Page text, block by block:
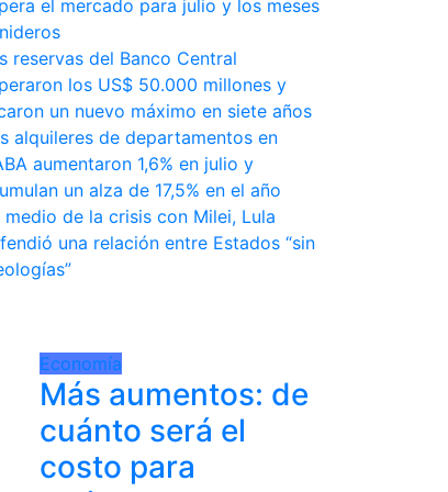
el mercado para julio y los meses
reservas del Banco Central
los US$ 50.000 millones y
un nuevo máximo en siete años
alquileres de departamentos en
aumentaron 1,6% en julio y
un alza de 17,5% en el año
medio de la crisis con Milei, Lula
una relación entre Estados “sin
Economía
Más aumentos: de
cuánto será el
costo para